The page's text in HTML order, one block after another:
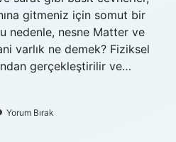
gitmeniz için somut bir
nedenle, nesne Matter ve
varlık ne demek? Fiziksel
gerçekleştirilir ve…
Yorum Bırak